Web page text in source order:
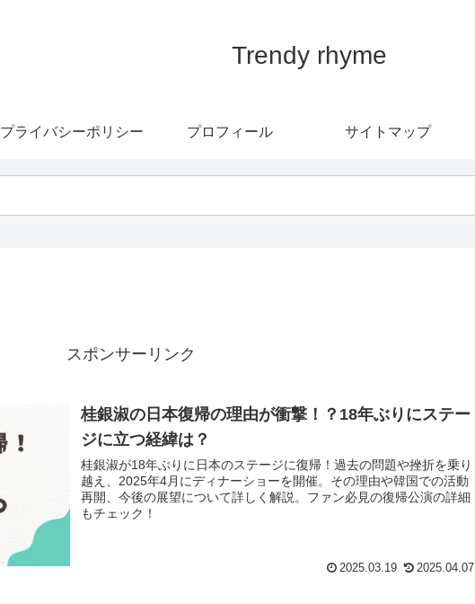
Trendy rhyme
プライバシーポリシー プロフィール サイトマップ
スポンサーリンク
桂銀淑の日本復帰の理由が衝撃！？18年ぶりにステー
ジに立つ経緯は？
桂銀淑が18年ぶりに日本のステージに復帰！過去の問題や挫折を乗り
越え、2025年4月にディナーショーを開催。その理由や韓国での活動
再開、今後の展望について詳しく解説。ファン必見の復帰公演の詳細
もチェック！
2025.03.19 2025.04.07